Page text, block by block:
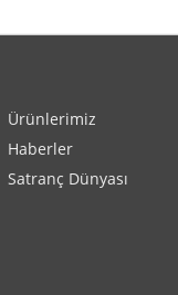
Ürünlerimiz
Haberler
Satranç Dünyası